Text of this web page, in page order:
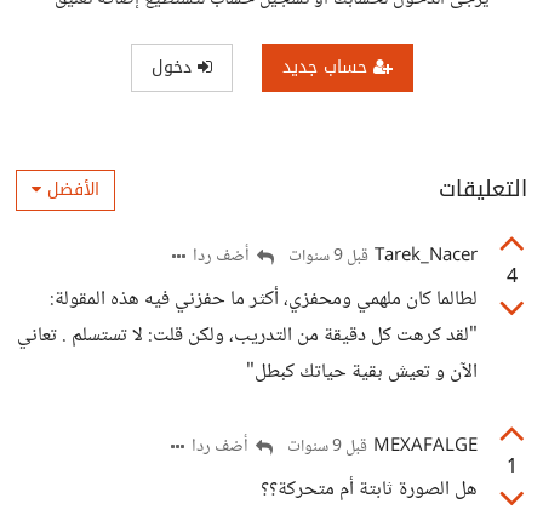
حساب جديد دخول
التعليقات الأفضل
4
Tarek_Nacer قبل 9 سنوات أضف ردا
لطالما كان ملهمي ومحفزي، أكثر ما حفزني فيه هذه المقولة:
"لقد كرهت كل دقيقة من التدريب، ولكن قلت: لا تستسلم . تعاني
الآن و تعيش بقية حياتك كبطل"
1
MEXAFALGE قبل 9 سنوات أضف ردا
هل الصورة ثابتة أم متحركة؟؟